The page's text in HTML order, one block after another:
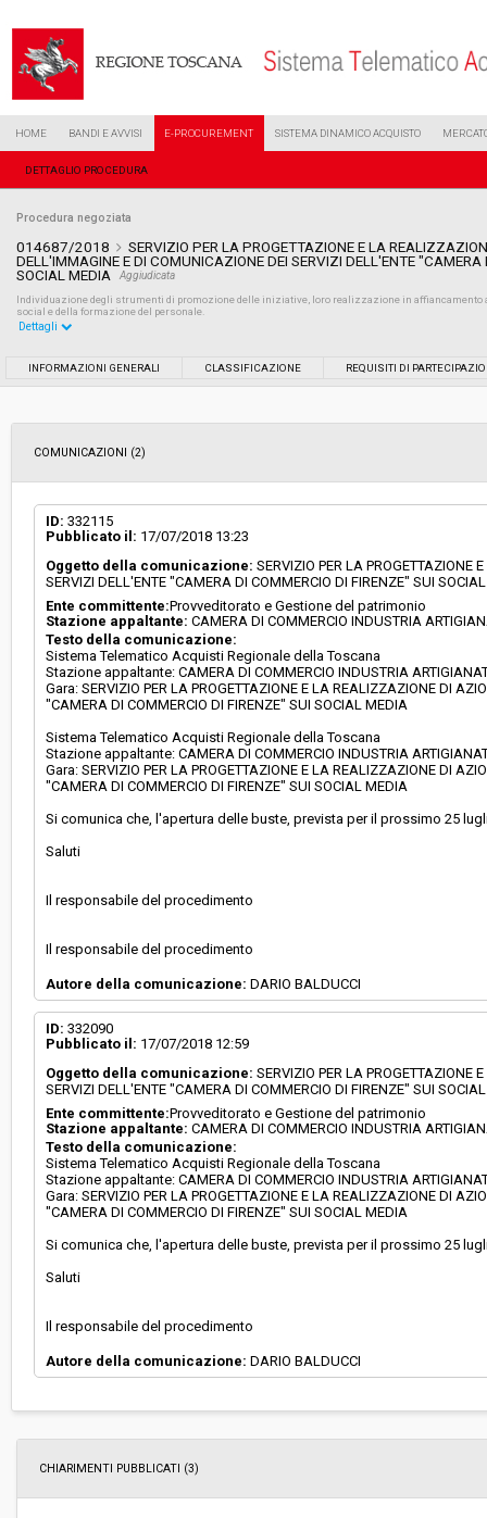
HOME BANDI E AVVISI E-PROCUREMENT SISTEMA DINAMICO ACQUISTO
DETTAGLIO PROCEDURA
Procedura negoziata
014687/2018
SERVIZIO PER LA PROGETTAZIONE E LA
DELL'IMMAGINE E DI COMUNICAZIONE DEI SERVIZI DELL'ENTE "CAMERA
SOCIAL MEDIA
Aggiudicata
Individuazione degli strumenti di promozione delle iniziative, loro realizzazione in affiancamento
social e della formazione del personale.
Data pubblicazione:
Svolgimento:
Responsabile attuale:
CAMERA DI COMMERCIO INDUSTRIA
AGRICOLTURA DI FIRENZE - UFFICIO
GESTIONE BENI MOBILI
Dettagli
INFORMAZIONI GENERALI CLASSIFICAZIONE REQUISITI DI
COMUNICAZIONI (2)
ID: 332115
Pubblicato il: 17/07/2018 13:23
Oggetto della comunicazione: SERVIZIO PER LA PROGETTAZIONE
SERVIZI DELL'ENTE "CAMERA DI COMMERCIO DI FIRENZE" SUI
Ente committente:Provveditorato e Gestione del patrimonio
Stazione appaltante: CAMERA DI COMMERCIO INDUSTRIA
Testo della comunicazione:
Sistema Telematico Acquisti Regionale della Toscana
Stazione appaltante: CAMERA DI COMMERCIO INDUSTRIA
Gara: SERVIZIO PER LA PROGETTAZIONE E LA REALIZZAZIONE DI
"CAMERA DI COMMERCIO DI FIRENZE" SUI SOCIAL MEDIA
Sistema Telematico Acquisti Regionale della Toscana
Stazione appaltante: CAMERA DI COMMERCIO INDUSTRIA
Gara: SERVIZIO PER LA PROGETTAZIONE E LA REALIZZAZIONE DI
"CAMERA DI COMMERCIO DI FIRENZE" SUI SOCIAL MEDIA
Si comunica che, l'apertura delle buste, prevista per il prossimo 25
Saluti
Il responsabile del procedimento
Il responsabile del procedimento
Autore della comunicazione: DARIO BALDUCCI
ID: 332090
Pubblicato il: 17/07/2018 12:59
Oggetto della comunicazione: SERVIZIO PER LA PROGETTAZIONE
SERVIZI DELL'ENTE "CAMERA DI COMMERCIO DI FIRENZE" SUI
Ente committente:Provveditorato e Gestione del patrimonio
Stazione appaltante: CAMERA DI COMMERCIO INDUSTRIA
Testo della comunicazione:
Sistema Telematico Acquisti Regionale della Toscana
Stazione appaltante: CAMERA DI COMMERCIO INDUSTRIA
Gara: SERVIZIO PER LA PROGETTAZIONE E LA REALIZZAZIONE DI
"CAMERA DI COMMERCIO DI FIRENZE" SUI SOCIAL MEDIA
Si comunica che, l'apertura delle buste, prevista per il prossimo 25
Saluti
Il responsabile del procedimento
Autore della comunicazione: DARIO BALDUCCI
CHIARIMENTI PUBBLICATI (3)